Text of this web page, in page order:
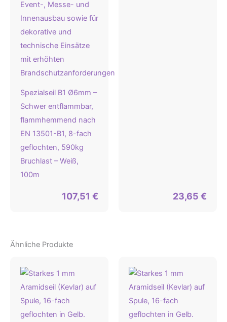
Spezialseil B1 Ø6mm –
Schwer entflammbar,
flammhemmend nach
EN 13501-B1, 8-fach
geflochten, 590kg
Bruchlast – Weiß,
100m
107,51 € 23,65 €
Ähnliche Produkte